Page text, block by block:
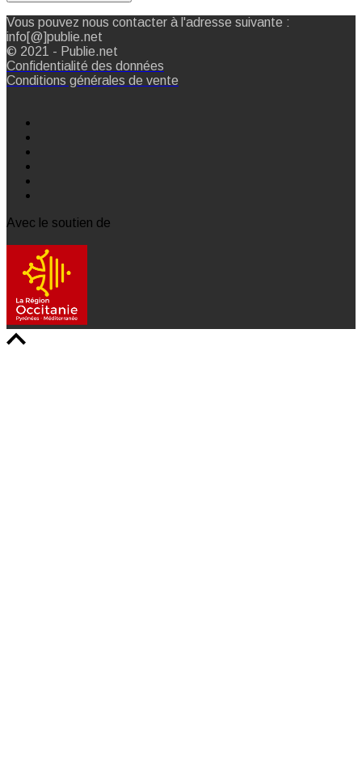
Vous pouvez nous contacter à l'adresse suivante :
info[@]publie.net
© 2021 - Publie.net
Confidentialité des données
Conditions générales de vente
Avec le soutien de